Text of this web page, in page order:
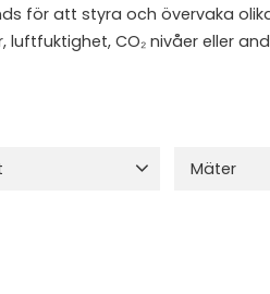
för att styra och övervaka
CO₂ nivåer eller
Mäter